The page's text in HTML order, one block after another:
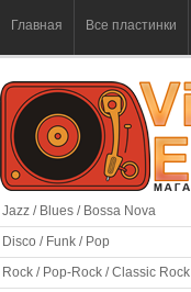
Главная Все пластинки
Jazz / Blues / Bossa Nova
Disco / Funk / Pop
Rock / Pop-Rock / Classic Rock